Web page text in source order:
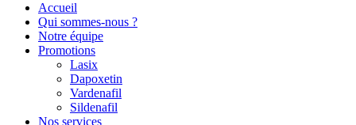
Accueil
Qui sommes-nous ?
Notre équipe
Promotions
Lasix
Dapoxetin
Vardenafil
Sildenafil
Nos services